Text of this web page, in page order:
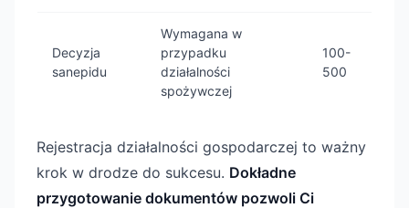
Decyzja
sanepidu
Wymagana w
przypadku
działalności
spożywczej
100-
500
Rejestracja działalności gospodarczej to ważny
krok w drodze do sukcesu. Dokładne
przygotowanie dokumentów pozwoli Ci